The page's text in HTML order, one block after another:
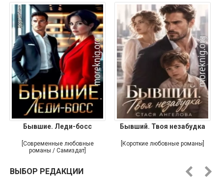
Бывшие. Леди-босс
[Современные любовные
романы / Самиздат]
Бывший. Твоя незабудка
[Короткие любовные романы]
ВЫБОР РЕДАКЦИИ